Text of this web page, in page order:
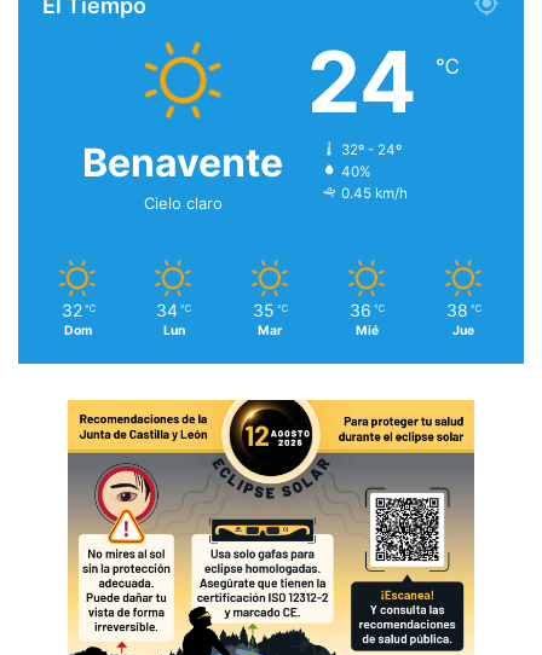
El Tiempo
Benavente
Cielo claro
24 ℃
32º - 24º
40%
0.45 km/h
32 ℃
Dom
34 ℃
Lun
35 ℃
Mar
36 ℃
Mié
38 ℃
Jue